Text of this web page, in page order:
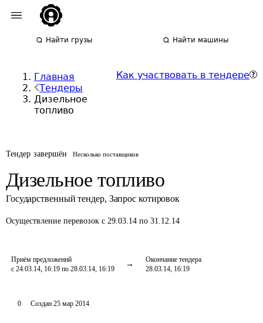
Найти грузы Найти машины
Главная
Тендеры
Дизельное
топливо
Как участвовать в тендере
Тендер завершён Несколько поставщиков
Дизельное топливо
Государственный тендер, Запрос котировок
Осуществление перевозок с 29.03.14 по 31.12.14
Приём предложений
с 24.03.14, 16:19 по 28.03.14, 16:19
Окончание тендера
28.03.14, 16:19
0 Создан 25 мар 2014